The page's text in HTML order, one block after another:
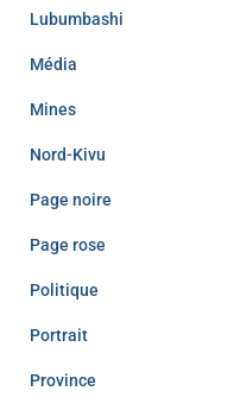
Lubumbashi
Média
Mines
Nord-Kivu
Page noire
Page rose
Politique
Portrait
Province